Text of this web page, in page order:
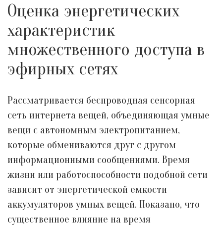
Оценка энергетических
характеристик
множественного доступа в
эфирных сетях
Рассматривается беспроводная сенсорная
сеть интернета вещей, объединяющая умные
вещи с автономным электропитанием,
которые обмениваются друг с другом
информационными сообщениями. Время
жизни или работоспособности подобной сети
зависит от энергетической емкости
аккумуляторов умных вещей. Показано, что
существенное влияние на время